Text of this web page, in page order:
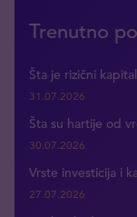
Trenutno
Šta je rizični
31.07.2026
Šta su hartije od
30.07.2026
Vrste investicija i
27.07.2026